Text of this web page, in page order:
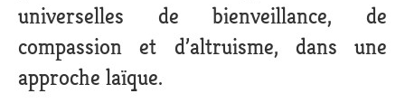
universelles de bienveillance, de
compassion et d’altruisme, dans une
approche laïque.